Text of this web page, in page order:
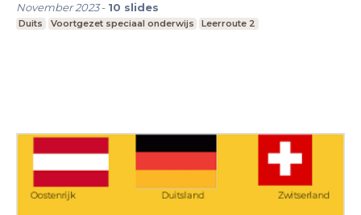
November 2023- 10 slides
Duits Voortgezet speciaal onderwijs Leerroute 2